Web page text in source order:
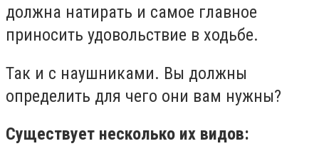
должна натирать и самое главное
приносить удовольствие в ходьбе.
Так и с наушниками. Вы должны
определить для чего они вам нужны?
Существует несколько их видов: